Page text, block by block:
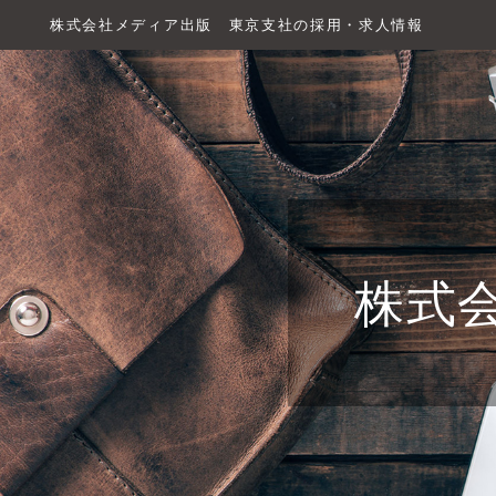
株式会社メディア出版 東京支社の採用・求人情報
株式